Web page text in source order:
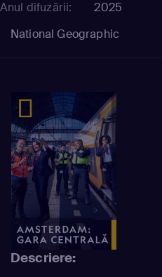
Anul difuzării:
2025
National Geographic
Descriere: